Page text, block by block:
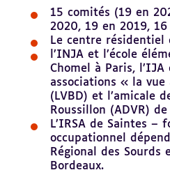
15 comités (19 en
2020, 19 en 2019,
Le centre résidentiel
l’INJA et l’école
Chomel à Paris, l’IJA
associations « la
(LVBD) et l’amicale
Roussillon (ADVR)
L’IRSA de Saintes –
occupationnel
Régional des Sourds
Bordeaux.